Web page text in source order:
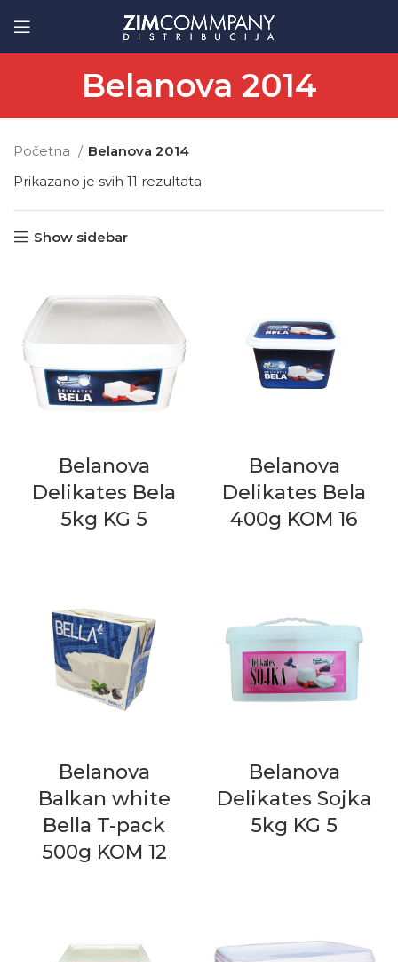
Belanova 2014
Početna
Belanova 2014
Prikazano je svih 11 rezultata
Show sidebar
Belanova
Delikates Bela
5kg KG 5
Belanova
Delikates Bela
400g KOM 16
Belanova
Balkan white
Bella T-pack
500g KOM 12
Belanova
Delikates Sojka
5kg KG 5